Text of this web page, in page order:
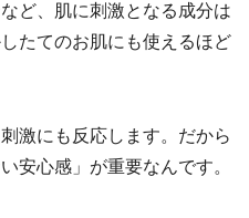
ど、肌に刺激となる成分は
たてのお肌にも使えるほど
激にも反応します。だから
安心感」が重要なんです。